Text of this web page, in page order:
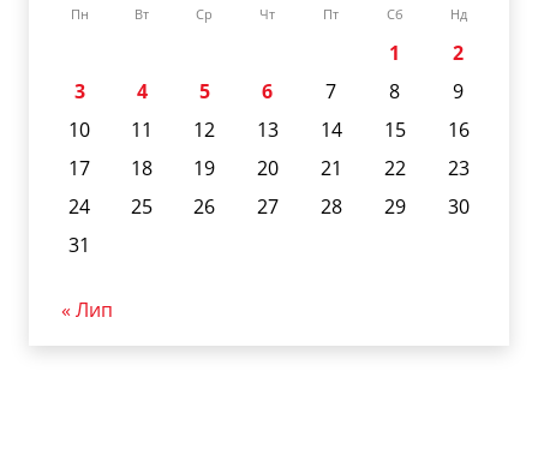
Пн Вт Ср Чт Пт Сб Нд
1
2
3
4 5 6 7 8
9
10
11 12 13 14 15
16
17
18 19 20 21 22
23
24
25 26 27 28 29
30
31
« Лип